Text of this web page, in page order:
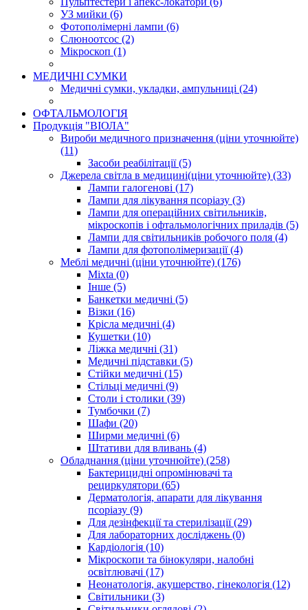
УЗ мийки (6)
Фотополімерні лампи (6)
Слюноотсос (2)
Мікроскоп (1)
МЕДИЧНI СУМКИ
Медичні сумки, укладки, ампульниці (24)
ОФТАЛЬМОЛОГІЯ
Продукція "ВІОЛА"
Вироби медичного призначення (ціни уточнюйте)
(11)
Засоби реабілітації (5)
Джерела світла в медицині(ціни уточнюйте) (33)
Лампи галогенові (17)
Лампи для лікування псоріазу (3)
Лампи для операційних світильників,
мікроскопів і офтальмологічних приладів (5)
Лампи для світильників робочого поля (4)
Лампи для фотополімеризації (4)
Меблі медичні (ціни уточнюйте) (176)
Mixta (0)
Інше (5)
Банкетки медичні (5)
Візки (16)
Крісла медичні (4)
Кушетки (10)
Ліжка медичні (31)
Медичні підставки (5)
Стійки медичні (15)
Стільці медичні (9)
Столи і столики (39)
Тумбочки (7)
Шафи (20)
Ширми медичні (6)
Штативи для вливань (4)
Обладнання (ціни уточнюйте) (258)
Бактерицидні опромінювачі та
рециркулятори (65)
Дерматологія, апарати для лікування
псоріазу (9)
Для дезінфекції та стерилізації (29)
Для лабораторних досліджень (0)
Кардіологія (10)
Мікроскопи та бінокуляри, налобні
освітлювачі (17)
Неонатологія, акушерство, гінекологія (12)
Світильники (3)